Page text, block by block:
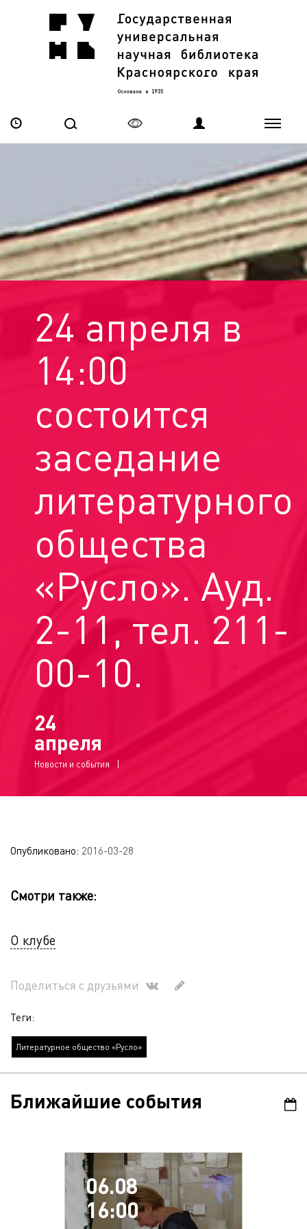
24 апреля в
14:00
состоится
заседание
литературного
общества
«Русло». Ауд.
2-11, тел. 211-
00-10.
24
апреля
Новости и события
Опубликовано: 2016-03-28
Смотри также:
О клубе
Поделиться с друзьями
Теги:
Литературное общество «Русло»
Ближайшие события
06.08
16:00